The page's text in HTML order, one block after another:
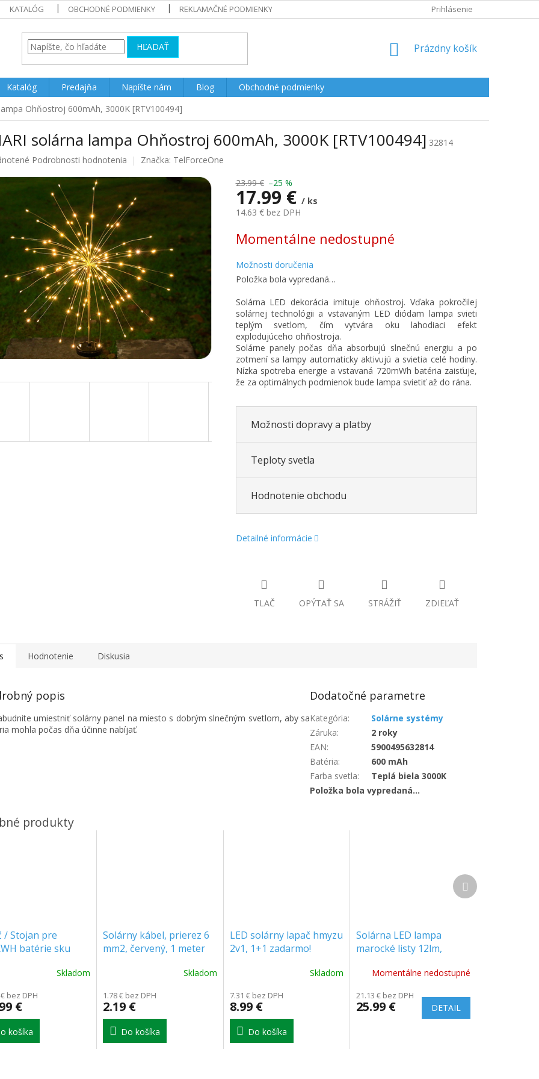
KATALÓG OBCHODNÉ PODMIENKY REKLAMAČNÉ PODMIENKY Prihlásenie
HĽADAŤ
NÁKUPNÝ
Prázdny košík
Katalóg Predajňa Napíšte nám Blog
Obchodné podmienky
Ohňostroj 600mAh, 3000K [RTV100494]
solárna lampa Ohňostroj 600mAh, 3000K [RTV100494] 32814
Podrobnosti hodnotenia Značka: TelForceOne
23.99 € –25 %
17.99 € / ks
14.63 € bez DPH
cena:
Momentálne nedostupné
Možnosti doručenia
Položka bola vypredaná…
Solárna LED dekorácia imituje ohňostroj. Vďaka pokročilej
solárnej technológii a vstavaným LED diódam lampa svieti
teplým svetlom, čím vytvára oku lahodiaci efekt
explodujúceho ohňostroja.
Solárne panely počas dňa absorbujú slnečnú energiu a po
zotmení sa lampy automaticky aktivujú a svietia celé hodiny.
Nízka spotreba energie a vstavaná 720mWh batéria zaisťuje,
že za optimálnych podmienok bude lampa svietiť až do rána.
Možnosti dopravy a platby
Teploty svetla
Hodnotenie obchodu
Detailné informácie
TLAČ OPÝTAŤ SA STRÁŽIŤ ZDIEĽAŤ
Hodnotenie Diskusia
popis
umiestniť solárny panel na miesto s dobrým slnečným svetlom, aby sa
mohla počas dňa účinne nabíjať.
Dodatočné parametre
Kategória:
Solárne systémy
Záruka:
2 roky
EAN:
5900495632814
Batéria:
600 mAh
Farba svetla:
Teplá biela 3000K
Položka bola vypredaná…
/ Stojan pre
batérie sku
Skladom
bez DPH
€
košíka
Solárny kábel, prierez 6
mm2, červený, 1 meter
Skladom
1.78 € bez DPH
2.19 €
Do košíka
LED solárny lapač hmyzu
2v1, 1+1 zadarmo!
Skladom
7.31 € bez DPH
8.99 €
Do košíka
Solárna LED lampa
marocké listy 12lm,
[RTV200121]
Momentálne nedostupné
21.13 € bez DPH
25.99 € DETAIL
Ďalší
produkt